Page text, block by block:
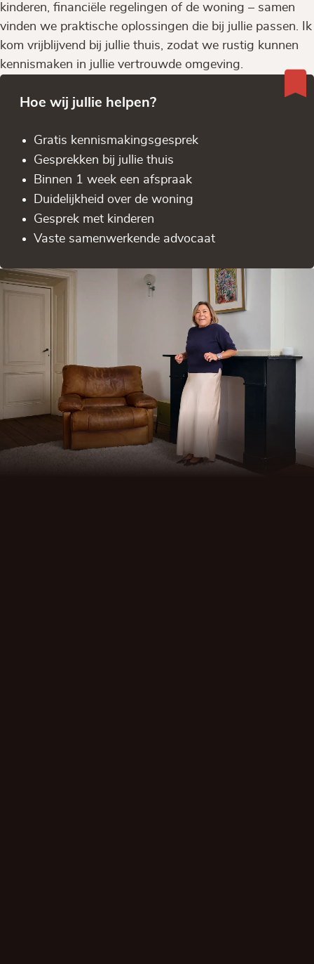
kinderen, financiële regelingen of de woning – samen
vinden we praktische oplossingen die bij jullie passen. Ik
kom vrijblijvend bij jullie thuis, zodat we rustig kunnen
kennismaken in jullie vertrouwde omgeving.
Hoe wij jullie helpen?
Gratis kennis­makingsgesprek
Gesprekken bij jullie thuis
Binnen 1 week een afspraak
Duidelijkheid over de woning
Gesprek met kinderen
Vaste samenwerkende advocaat